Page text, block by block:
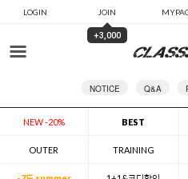
LOGIN JOIN
+3,000
NOTICE Q&A
NEW -20% BEST
OUTER TRAINING